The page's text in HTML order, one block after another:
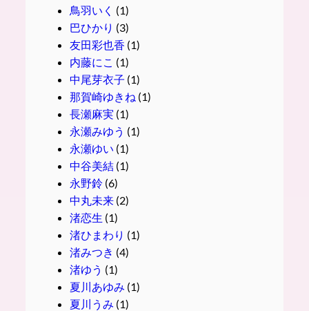
鳥羽いく (1)
巴ひかり (3)
友田彩也香 (1)
内藤にこ (1)
中尾芽衣子 (1)
那賀崎ゆきね (1)
長瀬麻実 (1)
永瀬みゆう (1)
永瀬ゆい (1)
中谷美結(1)
永野鈴(6)
中丸未来(2)
渚恋生 (1)
渚ひまわり (1)
渚みつき (4)
渚ゆう (1)
夏川あゆみ (1)
夏川うみ (1)